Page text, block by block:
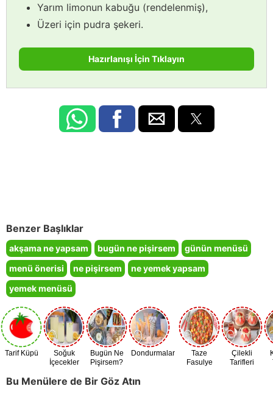
Yarım limonun kabuğu (rendelenmiş),
Üzeri için pudra şekeri.
Hazırlanışı İçin Tıklayın
Benzer Başlıklar
akşama ne yapsam bugün ne pişirsem
günün menüsü
menü önerisi
ne pişirsem
ne yemek yapsam
yemek menüsü
Tarif Küpü
Soğuk
İçecekler
Bugün Ne
Pişirsem?
Dondurmalar
Taze
Fasulye
Çilekli
Tarifleri
Bu Menülere de Bir Göz Atın